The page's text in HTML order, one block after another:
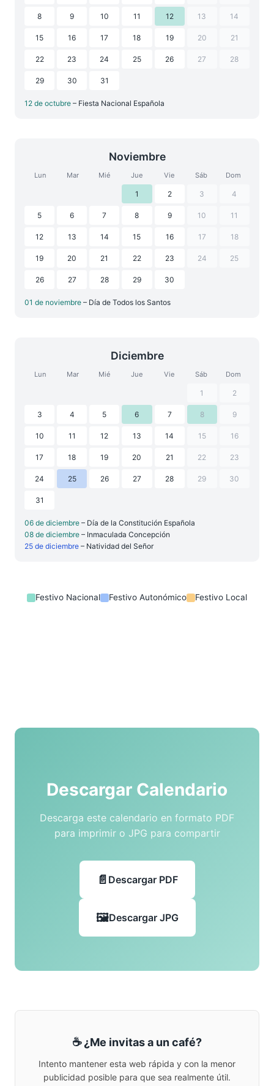
8 9 10 11 12 13 14
15 16 17 18 19 20 21
22 23 24 25 26 27 28
29 30 31
12 de octubre – Fiesta Nacional Española
Noviembre
Lun Mar Mié Jue Vie Sáb Dom
1 2 3 4
5 6 7 8 9 10 11
12 13 14 15 16 17 18
19 20 21 22 23 24 25
26 27 28 29 30
01 de noviembre – Día de Todos los Santos
Diciembre
Lun Mar Mié Jue Vie Sáb Dom
1 2
3 4 5 6 7 8 9
10 11 12 13 14 15 16
17 18 19 20 21 22 23
24 25 26 27 28 29 30
31
06 de diciembre – Día de la Constitución Española
08 de diciembre – Inmaculada Concepción
25 de diciembre – Natividad del Señor
Festivo Nacional Festivo Autonómico Festivo Local
Descargar Calendario
Descarga este calendario en formato PDF
para imprimir o JPG para compartir
Descargar PDF
Descargar JPG
☕ ¿Me invitas a un café?
Intento mantener esta web rápida y con la menor
publicidad posible para que sea realmente útil.